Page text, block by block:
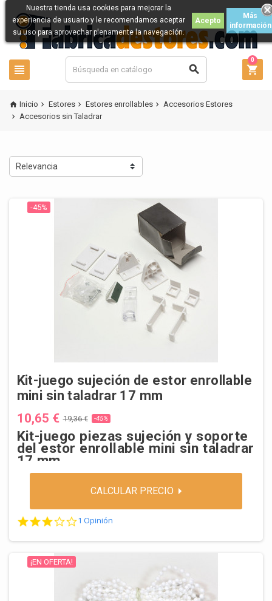
  
0
Nuestra tienda usa cookies para mejorar la
experiencia de usuario y le recomendamos aceptar
su uso para aprovechar plenamente la navegación.
Acepto
Más
información
 Inicio  Estores  Estores enrollables  Accesorios Estores
 Accesorios sin Taladrar
Relevancia
-45%
Kit-juego sujeción de estor enrollable
mini sin taladrar 17 mm
10,65 € 19,36 € -45%
Kit-juego piezas sujeción y soporte
del estor enrollable mini sin taladrar
17 mm
CALCULAR PRECIO
3.0 star rating
1 Opinión
¡EN OFERTA!